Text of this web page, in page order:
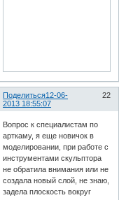
Поделиться 22
12-06-
2013 18:55:07
Вопрос к специалистам по
арткаму, я еще новичок в
моделировании, при работе с
инструментами скульптора
не обратила внимания или не
создала новый слой, не знаю,
задела плоскость вокруг